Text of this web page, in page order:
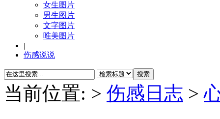
女生图片
男生图片
文字图片
唯美图片
|
伤感说说
当前位置: > 伤感日志 >